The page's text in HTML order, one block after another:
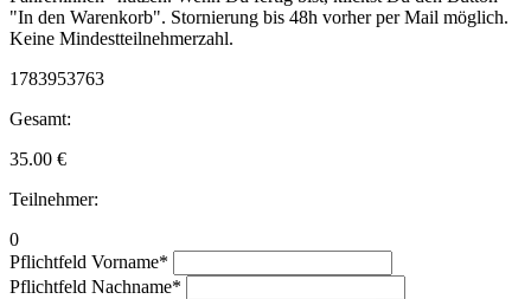
"In den Warenkorb". Stornierung bis 48h vorher per Mail möglich.
Keine Mindestteilnehmerzahl.
1783953763
Gesamt:
35.00 €
Teilnehmer:
0
Pflichtfeld Vorname*
Pflichtfeld Nachname*